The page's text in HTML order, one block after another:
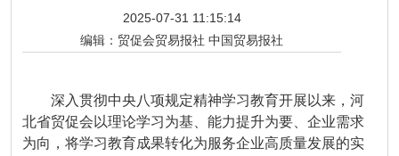
2025-07-31 11:15:14
编辑： 贸促会贸易报社 中国贸易报社
深入贯彻中央八项规定精神学习教育开展以来，河
北省贸促会以理论学习为基、能力提升为要、企业需求
为向，将学习教育成果转化为服务企业高质量发展的实